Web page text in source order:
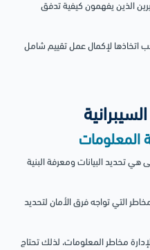
الذين يفهمون كيفية تدفق
اتخاذها لإكمال عمل تقييم شامل
المعلومات
هي تحديد البيانات ومعرفة البنية
التي تواجه فرق الأمان لتحديد
مخاطر المعلومات، لذلك تحتاج